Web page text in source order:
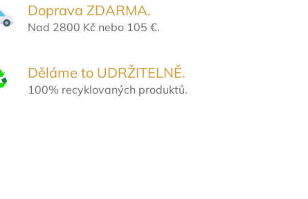
Doprava ZDARMA.
Nad 2800 Kč nebo 105 €.
Děláme to UDRŽITELNĚ.
100% recyklovaných produktů.